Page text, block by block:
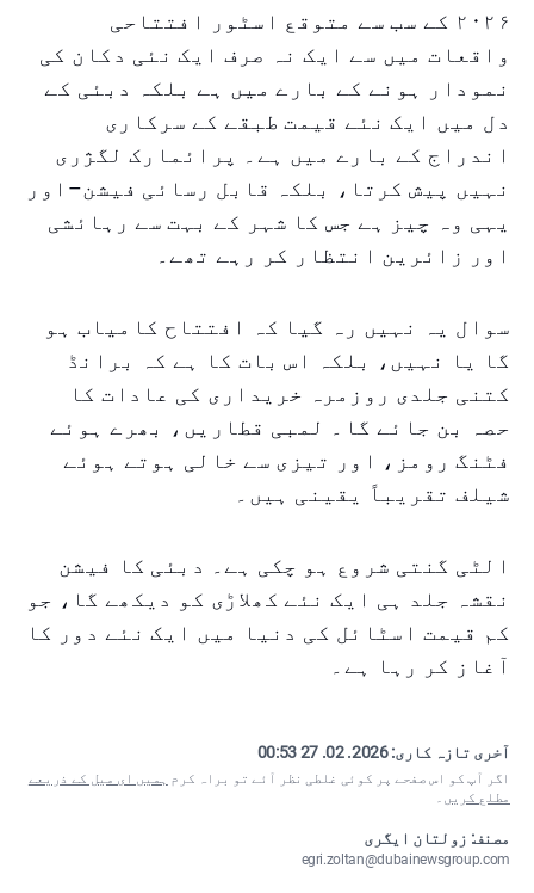
۲۰۲۶ کے سب سے متوقع اسٹور افتتاحی
واقعات میں سے ایک نہ صرف ایک نئی دکان کی
نمودار ہونے کے بارے میں ہے بلکہ دبئی کے
دل میں ایک نئے قیمت طبقے کے سرکاری
اندراج کے بارے میں ہے۔ پرائمارک لگژری
نہیں پیش کرتا، بلکہ قابل رسائی فیشن–اور
یہی وہ چیز ہے جس کا شہر کے بہت سے رہائشی
اور زائرین انتظار کر رہے تھے۔
سوال یہ نہیں رہ گیا کہ افتتاح کامیاب ہو
گا یا نہیں، بلکہ اس بات کا ہے کہ برانڈ
کتنی جلدی روزمرہ خریداری کی عادات کا
حصہ بن جائے گا۔ لمبی قطاریں، بھرے ہوئے
فٹنگ رومز، اور تیزی سے خالی ہوتے ہوئے
شیلف تقریباً یقینی ہیں۔
الٹی گنتی شروع ہو چکی ہے۔ دبئی کا فیشن
نقشہ جلد ہی ایک نئے کھلاڑی کو دیکھے گا، جو
کم قیمت اسٹائل کی دنیا میں ایک نئے دور کا
آغاز کر رہا ہے۔
آخری تازہ کاری:2026. 02. 27 00:53
اگر آپ کو اس صفحے پر کوئی غلطی نظر آئے تو براہ کرم ہمیں ای میل کے ذریعے
مطلع کریں ۔
مصنف: زولتان ایگری
egri.zoltan@dubainewsgroup.com